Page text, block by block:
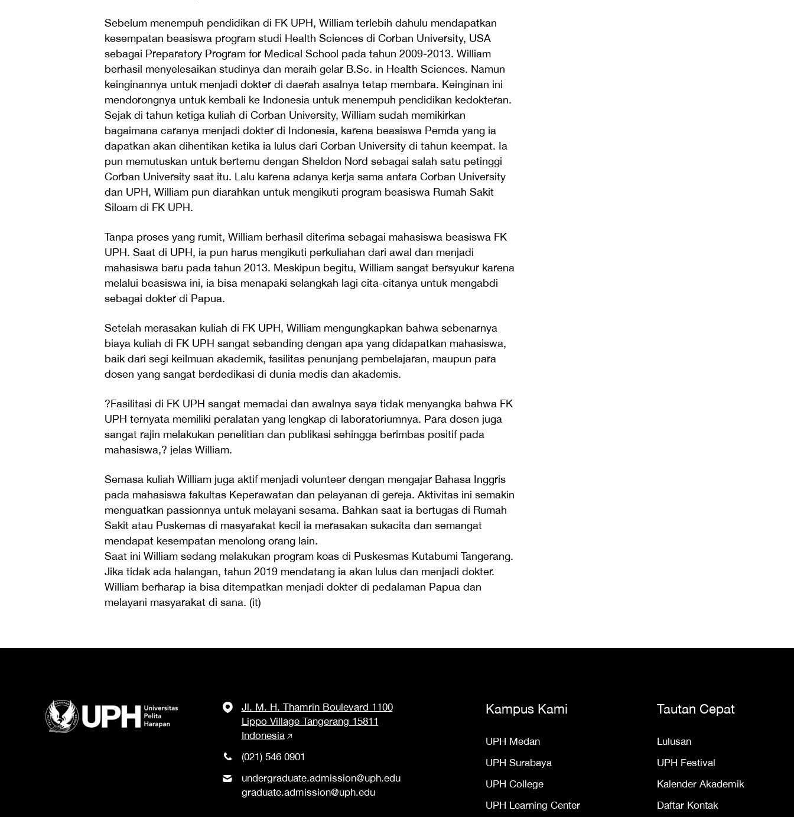
Sebelum menempuh pendidikan di FK UPH, William terlebih dahulu mendapatkan
kesempatan beasiswa program studi Health Sciences di Corban University, USA
sebagai Preparatory Program for Medical School pada tahun 2009-2013. William
berhasil menyelesaikan studinya dan meraih gelar B.Sc. in Health Sciences. Namun
keinginannya untuk menjadi dokter di daerah asalnya tetap membara. Keinginan ini
mendorongnya untuk kembali ke Indonesia untuk menempuh pendidikan kedokteran.
Sejak di tahun ketiga kuliah di Corban University, William sudah memikirkan
bagaimana caranya menjadi dokter di Indonesia, karena beasiswa Pemda yang ia
dapatkan akan dihentikan ketika ia lulus dari Corban University di tahun keempat. Ia
pun memutuskan untuk bertemu dengan Sheldon Nord sebagai salah satu petinggi
Corban University saat itu. Lalu karena adanya kerja sama antara Corban University
dan UPH, William pun diarahkan untuk mengikuti program beasiswa Rumah Sakit
Siloam di FK UPH.
Tanpa proses yang rumit, William berhasil diterima sebagai mahasiswa beasiswa FK
UPH. Saat di UPH, ia pun harus mengikuti perkuliahan dari awal dan menjadi
mahasiswa baru pada tahun 2013. Meskipun begitu, William sangat bersyukur karena
melalui beasiswa ini, ia bisa menapaki selangkah lagi cita-citanya untuk mengabdi
sebagai dokter di Papua.
Setelah merasakan kuliah di FK UPH, William mengungkapkan bahwa sebenarnya
biaya kuliah di FK UPH sangat sebanding dengan apa yang didapatkan mahasiswa,
baik dari segi keilmuan akademik, fasilitas penunjang pembelajaran, maupun para
dosen yang sangat berdedikasi di dunia medis dan akademis.
?Fasilitasi di FK UPH sangat memadai dan awalnya saya tidak menyangka bahwa FK
UPH ternyata memiliki peralatan yang lengkap di laboratoriumnya. Para dosen juga
sangat rajin melakukan penelitian dan publikasi sehingga berimbas positif pada
mahasiswa,? jelas William.
Semasa kuliah William juga aktif menjadi volunteer dengan mengajar Bahasa Inggris
pada mahasiswa fakultas Keperawatan dan pelayanan di gereja. Aktivitas ini semakin
menguatkan passionnya untuk melayani sesama. Bahkan saat ia bertugas di Rumah
Sakit atau Puskemas di masyarakat kecil ia merasakan sukacita dan semangat
mendapat kesempatan menolong orang lain.
Saat ini William sedang melakukan program koas di Puskesmas Kutabumi Tangerang.
Jika tidak ada halangan, tahun 2019 mendatang ia akan lulus dan menjadi dokter.
William berharap ia bisa ditempatkan menjadi dokter di pedalaman Papua dan
melayani masyarakat di sana. (it)
Jl. M. H. Thamrin Boulevard 1100
Lippo Village Tangerang 15811
Indonesia
(021) 546 0901
undergraduate.admission@uph.edu
graduate.admission@uph.edu
Kampus Kami
UPH Medan
UPH Surabaya
UPH College
UPH Learning Center
Tautan Cepat
Lulusan
UPH Festival
Kalender Akademik
Daftar Kontak